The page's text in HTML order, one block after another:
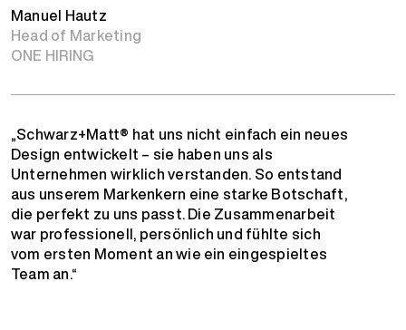
Manuel Hautz
Head of Marketing
ONE HIRING
„Schwarz+Matt® hat uns nicht einfach ein neues
Design entwickelt – sie haben uns als
Unternehmen wirklich verstanden. So entstand
aus unserem Markenkern eine starke Botschaft,
die perfekt zu uns passt. Die Zusammenarbeit
war professionell, persönlich und fühlte sich
vom ersten Moment an wie ein eingespieltes
Team an.“